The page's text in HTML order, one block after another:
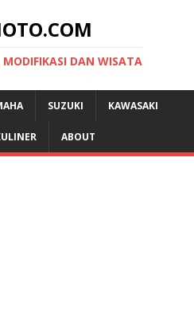
DAN WISATA
SUZUKI KAWASAKI
ABOUT